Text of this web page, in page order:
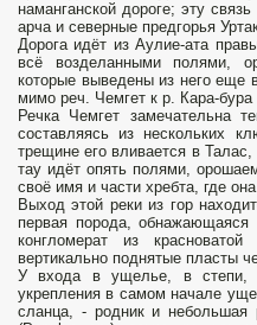
наманганской дороге; эту
арча и северные предгорья
Дорога идёт из Аулие-ата
всё возделанными полями,
которые выведены из него еще
мимо реч. Чемгет к р. Кара-бура
Речка Чемгет замечательна
составляясь из нескольких
трещине его вливается в
тау идёт опять полями,
своё имя и части хребта, где она
Выход этой реки из гор
первая порода,
конгломерат из
вертикально поднятые пласты
У входа в ущелье, в степи,
укрепления в самом начале
сланца, - родник и